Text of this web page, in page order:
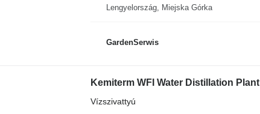
Lengyelország, Miejska Górka
GardenSerwis
Kemiterm WFI Water Distillation Plant
Vízszivattyú